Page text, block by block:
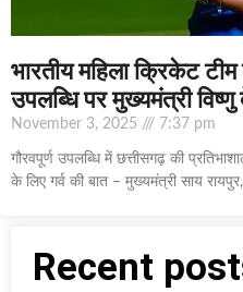
भारतीय महिला क्रिकेट
उपलब्धि पर मुख्यमंत्री
November 3, 2025 7:37 pm
गौरवपूर्ण उपलब्धि में छत्तीसगढ़ की
के लिए गर्व की बात – मुख्यमंत्री साय
Recent